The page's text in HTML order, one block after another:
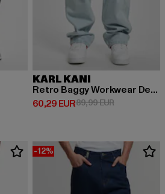
49,99 EUR
KARL KANI
Retro Baggy Workwear Denim Loose Fit
60,29 EUR
Derzeitiger Preis: 60,29 EUR
89,99 EURAktionspreis:
-12%